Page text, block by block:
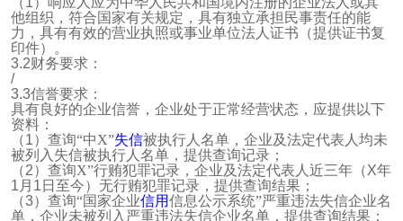
他组织，符合国家有关规定，具有独立承担民事责任的能
力，具有有效的营业执照或事业单位法人证书（提供证书复
印件）。
3.2财务要求：
/
3.3信誉要求：
具有良好的企业信誉，企业处于正常经营状态，应提供以下
资料：
（1）查询“中X”失信被执行人名单，企业及法定代表人均未
被列入失信被执行人名单，提供查询记录；
（2）查询X”行贿犯罪记录，企业及法定代表人近三年（X年
1 月 1 日至今）无行贿犯罪记录，提供查询结果；
（3）查询“国家企业信用信息公示系统”严重违法失信企业名
单，企业未被列入严重违法失信企业名单，提供查询结果；